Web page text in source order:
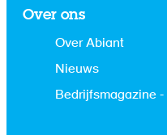
Over ons
Over Abiant
Nieuws
Bedrijfsmagazine